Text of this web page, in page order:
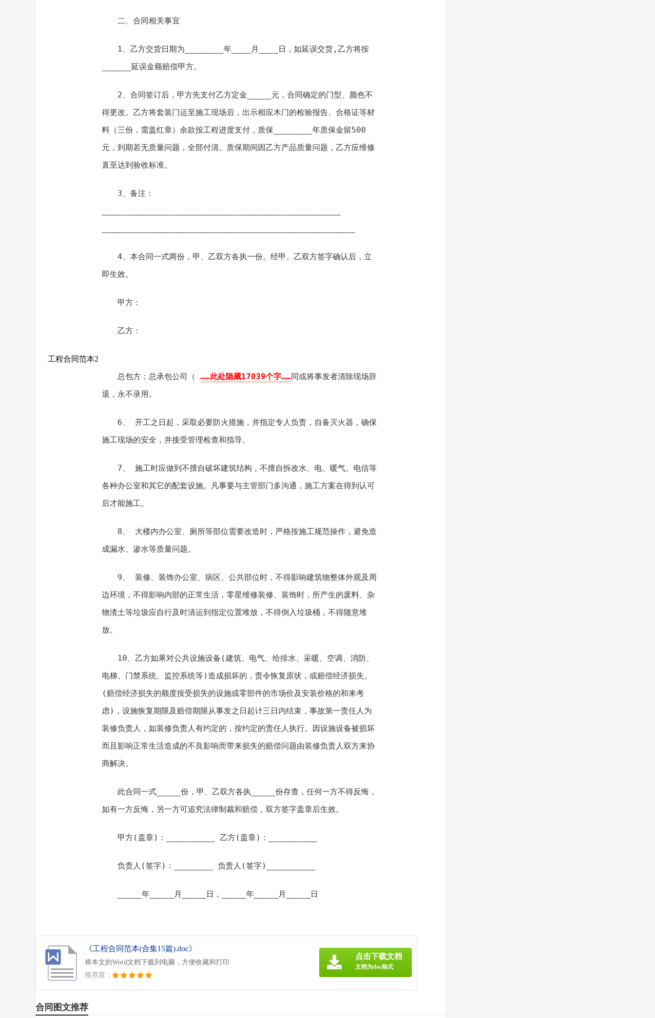
二、合同相关事宜
1、乙方交货日期为________年____月____日，如延误交货,乙方将按
______延误金额赔偿甲方。
2、合同签订后，甲方先支付乙方定金_____元，合同确定的门型、颜色不
得更改。乙方将套装门运至施工现场后，出示相应木门的检验报告、合格证等材
料（三份，需盖红章）余款按工程进度支付，质保________年质保金留500
元，到期若无质量问题，全部付清。质保期间因乙方产品质量问题，乙方应维修
直至达到验收标准。
3、备注：
4、本合同一式两份，甲、乙双方各执一份。经甲、乙双方签字确认后，立
即生效。
甲方：
乙方：
工程合同范本2
总包方：总承包公司（ ……此处隐藏17039个字……同或将事发者清除现场辞
退，永不录用。
6、 开工之日起，采取必要防火措施，并指定专人负责，自备灭火器，确保
施工现场的安全，并接受管理检查和指导。
7、 施工时应做到不擅自破坏建筑结构，不擅自拆改水、电、暖气、电信等
各种办公室和其它的配套设施。凡事要与主管部门多沟通，施工方案在得到认可
后才能施工。
8、 大楼内办公室、厕所等部位需要改造时，严格按施工规范操作，避免造
成漏水、渗水等质量问题。
9、 装修、装饰办公室、病区、公共部位时，不得影响建筑物整体外观及周
边环境，不得影响内部的正常生活，零星维修装修、装饰时，所产生的废料、杂
物渣土等垃圾应自行及时清运到指定位置堆放，不得倒入垃圾桶，不得随意堆
放。
10、乙方如果对公共设施设备(建筑、电气、给排水、采暖、空调、消防、
电梯、门禁系统、监控系统等)造成损坏的，责令恢复原状，或赔偿经济损失。
(赔偿经济损失的额度按受损失的设施或零部件的市场价及安装价格的和来考
虑)，设施恢复期限及赔偿期限从事发之日起计三日内结束，事故第一责任人为
装修负责人，如装修负责人有约定的，按约定的责任人执行。因设施设备被损坏
而且影响正常生活造成的不良影响而带来损失的赔偿问题由装修负责人双方来协
商解决。
此合同一式_____份，甲、乙双方各执_____份存查，任何一方不得反悔，
如有一方反悔，另一方可追究法律制裁和赔偿，双方签字盖章后生效。
甲方(盖章)：__________ 乙方(盖章)：__________
负责人(签字)：________ 负责人(签字)__________
_____年_____月_____日，_____年_____月_____日
《工程合同范本(合集15篇).doc》
将本文的Word文档下载到电脑，方便收藏和打印
推荐度：
点击下载文档
文档为doc格式
合同图文推荐